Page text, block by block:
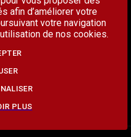
afin d’améliorer votre
votre navigation
de nos cookies.
PLUS